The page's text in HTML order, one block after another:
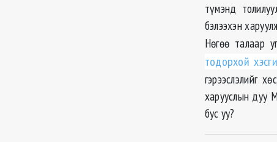
түмэнд
бэлээхэн
Нөгөө талаар
тодорхой
гэрээслэлийг
харууслын дуу
бус уу?